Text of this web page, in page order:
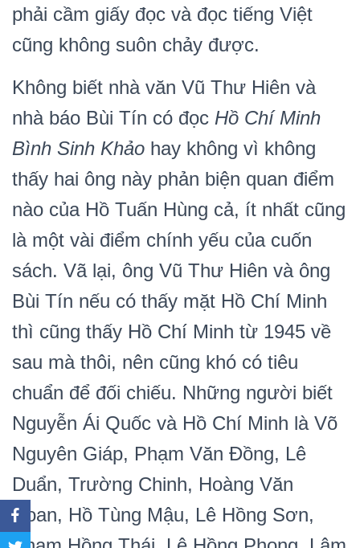
phải cầm giấy đọc và đọc tiếng Việt
cũng không suôn chảy được.
Không biết nhà văn Vũ Thư Hiên và
nhà báo Bùi Tín có đọc Hồ Chí Minh
Bình Sinh Khảo hay không vì không
thấy hai ông này phản biện quan điểm
nào của Hồ Tuấn Hùng cả, ít nhất cũng
là một vài điểm chính yếu của cuốn
sách. Vã lại, ông Vũ Thư Hiên và ông
Bùi Tín nếu có thấy mặt Hồ Chí Minh
thì cũng thấy Hồ Chí Minh từ 1945 về
sau mà thôi, nên cũng khó có tiêu
chuẩn để đối chiếu. Những người biết
Nguyễn Ái Quốc và Hồ Chí Minh là Võ
Nguyên Giáp, Phạm Văn Đồng, Lê
Duẩn, Trường Chinh, Hoàng Văn
Hoan, Hồ Tùng Mậu, Lê Hồng Sơn,